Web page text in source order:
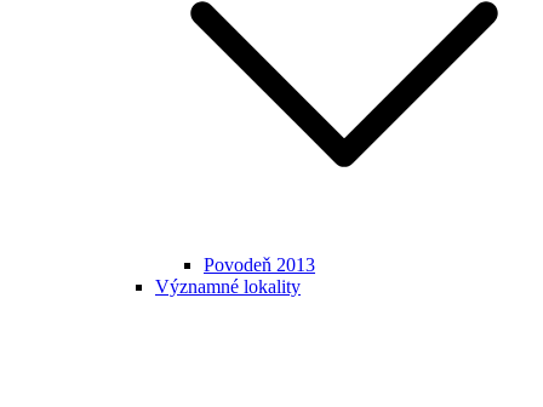
Povodeň 2013
Významné lokality